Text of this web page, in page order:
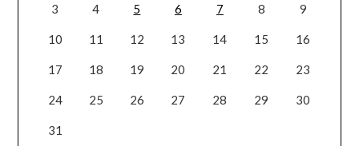
3 4 5 6 7 8 9
10 11 12 13 14 15 16
17 18 19 20 21 22 23
24 25 26 27 28 29 30
31